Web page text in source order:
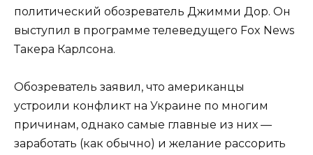
политический обозреватель Джимми Дор. Он
выступил в программе телеведущего Fox News
Такера Карлсона.
Обозреватель заявил, что американцы
устроили конфликт на Украине по многим
причинам, однако самые главные из них —
заработать (как обычно) и желание рассорить